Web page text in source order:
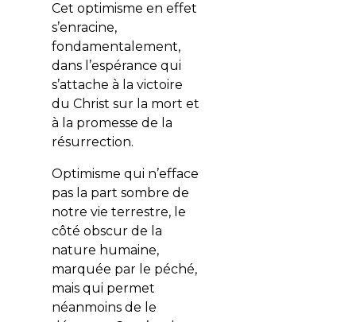
Cet optimisme en effet
s’enracine,
fondamentalement,
dans l’espérance qui
s’attache à la victoire
du Christ sur la mort et
à la promesse de la
résurrection.
Optimisme qui n’efface
pas la part sombre de
notre vie terrestre, le
côté obscur de la
nature humaine,
marquée par le péché,
mais qui permet
néanmoins de le